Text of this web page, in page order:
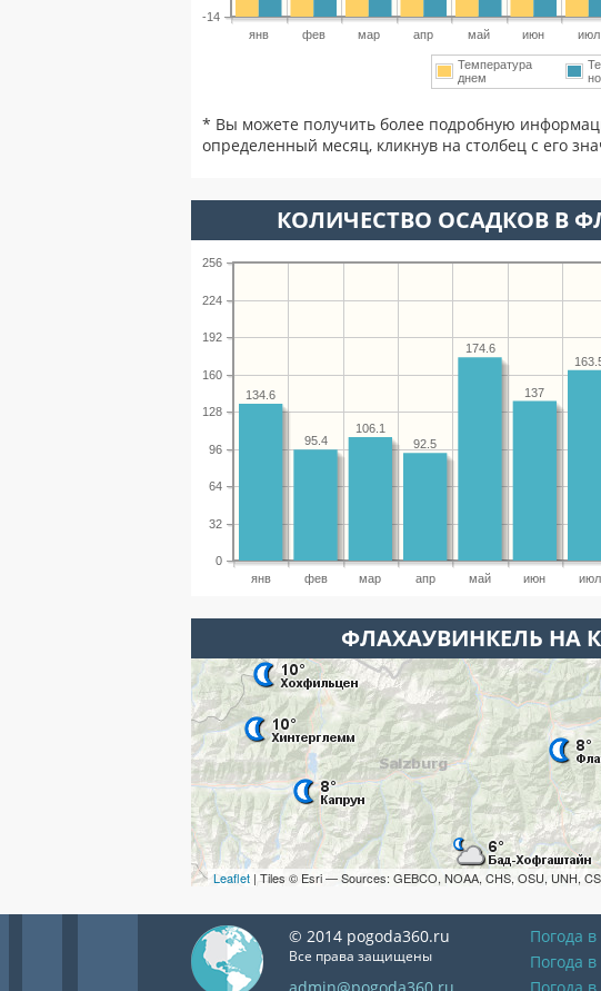
янв фев мар апр май июн июл
-14
Температура
днем
* Вы можете получить более подробную
определенный месяц, кликнув на столбец с его
КОЛИЧЕСТВО ОСАДКОВ В
янв фев мар апр май июн июл
0
32
64
96
128
160
192
224
256
137
174.6
92.5
106.1
95.4
134.6
ФЛАХАУВИНКЕЛЬ НА
Leaflet | Tiles © Esri — Sources: GEBCO, NOAA, CHS, OSU, UNH,
© 2014 pogoda360.ru
Все права защищены
Погода
Погода